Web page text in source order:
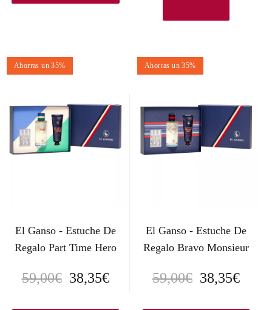
Ahorras un 35%
El Ganso - Estuche De
Regalo Part Time Hero
59,00€ E
38,35€E
Ahorras un 35%
El Ganso - Estuche De
Regalo Bravo Monsieur
59,00€ E
38,35€E